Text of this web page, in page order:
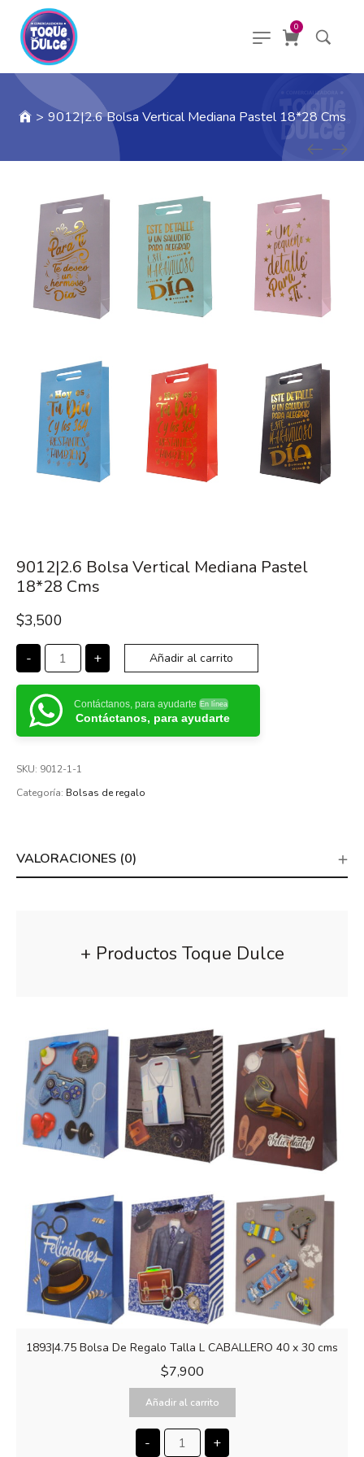
0
> 9012|2.6 Bolsa Vertical Mediana Pastel 18*28 Cms
9012|2.6 Bolsa Vertical Mediana Pastel
18*28 Cms
$3,500
- + Añadir al carrito
Contáctanos, para ayudarte En línea
Contáctanos, para ayudarte
SKU: 9012-1-1
Categoría: Bolsas de regalo
VALORACIONES (0)
+ Productos Toque Dulce
1893|4.75 Bolsa De Regalo Talla L CABALLERO 40 x 30 cms
$7,900
Añadir al carrito
- +